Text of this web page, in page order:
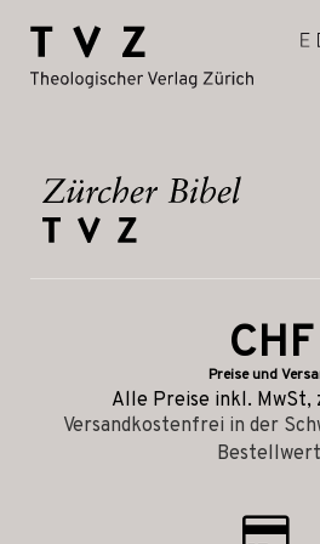
CHF
Preise und
Alle Preise inkl. MwSt,
Versandkostenfrei in der